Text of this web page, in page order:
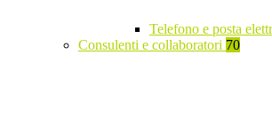
Telefono e posta
Consulenti e collaboratori 70